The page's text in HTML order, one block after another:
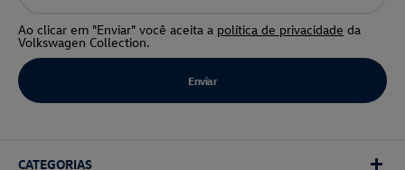
Ao clicar em "Enviar" você aceita a política de privacidade da
Volkswagen Collection.
CATEGORIAS